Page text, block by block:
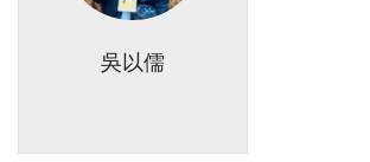
吳以儒